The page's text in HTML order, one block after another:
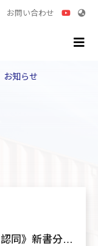
お問い合わせ
お知らせ
同》新書分享